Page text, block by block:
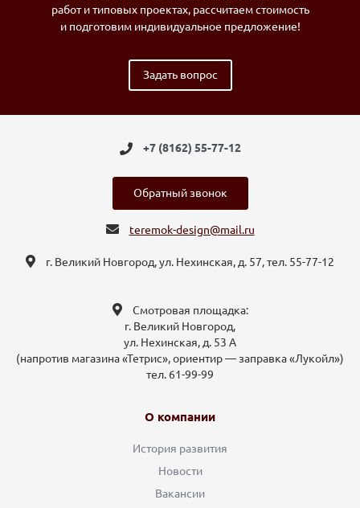
работ и типовых проектах, рассчитаем стоимость
и подготовим индивидуальное предложение!
Задать вопрос
+7 (8162) 55-77-12
Обратный звонок
teremok-design@mail.ru
г. Великий Новгород, ул. Нехинская, д. 57, тел. 55-77-12
Смотровая площадка:
г. Великий Новгород,
ул. Нехинская, д. 53 А
(напротив магазина «Тетрис», ориентир — заправка «Лукойл»)
тел. 61-99-99
О компании
История развития
Новости
Вакансии